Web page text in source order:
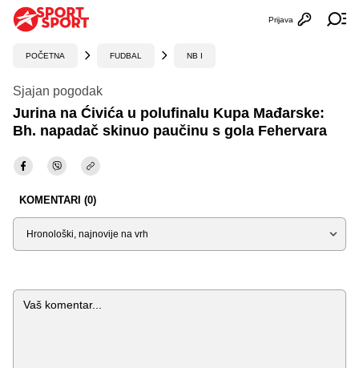
Otvori
Prijava
POČETNA FUDBAL NB I
Sjajan pogodak
Jurina na Ćivića u polufinalu Kupa Mađarske:
Bh. napadač skinuo paučinu s gola Fehervara
KOMENTARI (0)
Sortiraj
Komentar